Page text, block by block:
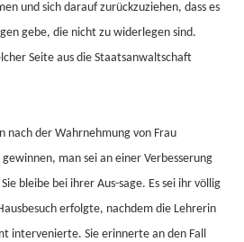
und sich darauf zurückzuziehen, dass es
gebe, die nicht zu widerlegen sind.
Seite aus die Staatsanwaltschaft
nach der Wahrnehmung von Frau
man sei an einer Verbesserung
bleibe bei ihrer Aus-sage. Es sei ihr völlig
erfolgte, nachdem die Lehrerin
intervenierte. Sie erinnerte an den Fall